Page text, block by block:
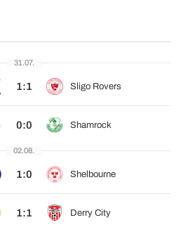
31.07.
1:1 Sligo Rovers
0:0 Shamrock
02.08.
1:0 Shelbourne
1:1 Derry City